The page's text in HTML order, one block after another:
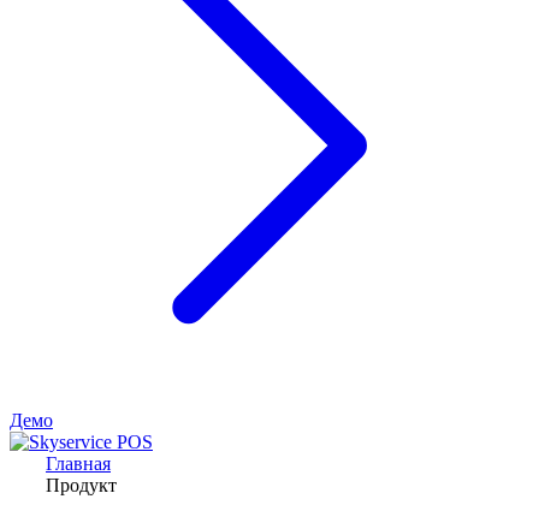
Демо
Главная
Продукт